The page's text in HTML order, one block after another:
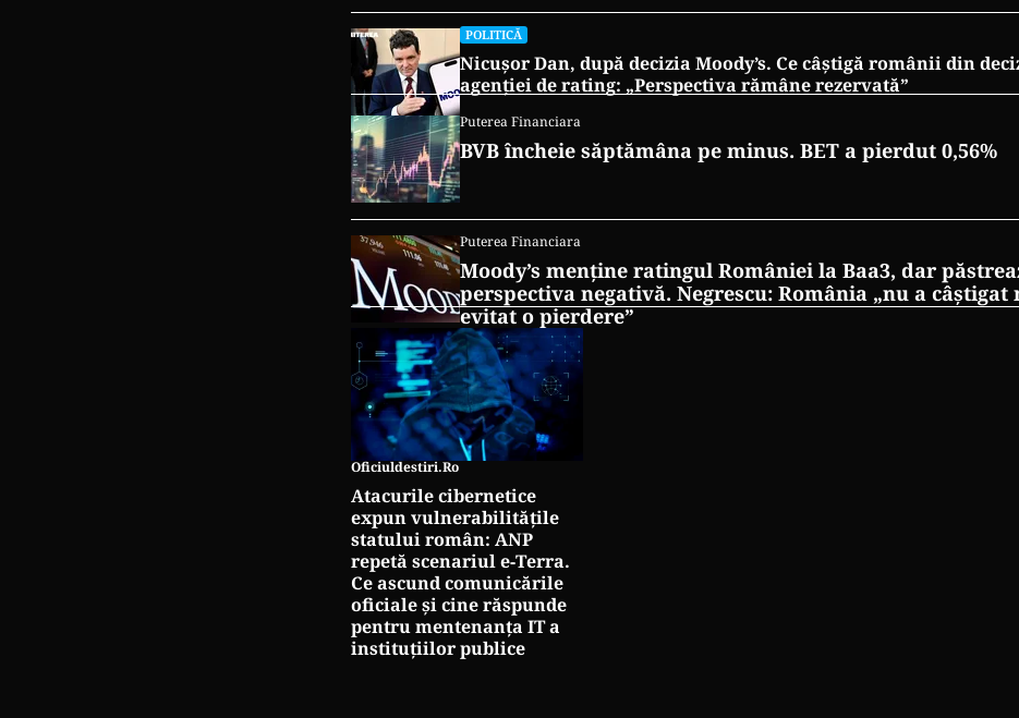
POLITICĂ
Nicușor Dan, după decizia Moody’s. Ce câștigă românii din
agenției de rating: „Perspectiva rămâne rezervată”
Puterea Financiara
BVB încheie săptămâna pe minus. BET a pierdut 0,56%
Puterea Financiara
Moody’s menține ratingul României la Baa3, dar
perspectiva negativă. Negrescu: România „nu a câștigat
evitat o pierdere”
Oficiuldestiri.ro
Atacurile cibernetice
expun vulnerabilitățile
statului român: ANP
repetă scenariul e‑Terra.
Ce ascund comunicările
oficiale și cine răspunde
pentru mentenanța IT a
instituțiilor publice